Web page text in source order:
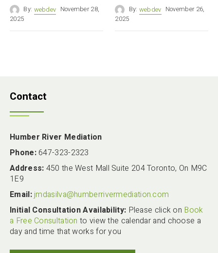
By: webdev November 28,
2025
By: webdev November 26,
2025
Contact
Humber River Mediation
Phone:647-323-2323
Address: 450 the West Mall Suite 204 Toronto, On M9C
1E9
Email:jmdasilva@humberrivermediation.com
Initial Consultation Availability: Please click on Book
a Free Consultation to view the calendar and choose a
day and time that works for you